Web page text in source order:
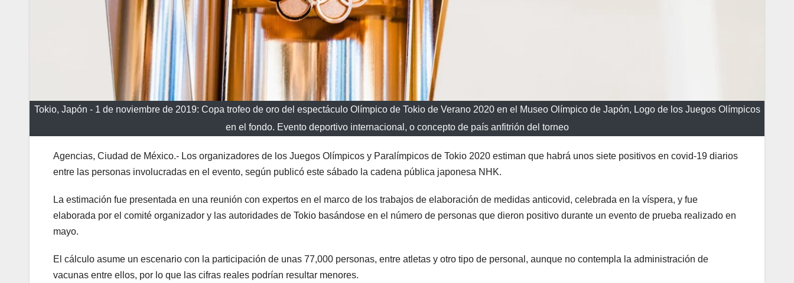
Tokio, Japón - 1 de noviembre de 2019: Copa trofeo de oro del espectáculo Olímpico de Tokio de Verano 2020 en el Museo Olímpico de Japón, Logo de los Juegos Olímpicos
en el fondo. Evento deportivo internacional, o concepto de país anfitrión del torneo
Agencias, Ciudad de México.- Los organizadores de los Juegos Olímpicos y Paralímpicos de Tokio 2020 estiman que habrá unos siete positivos en covid-19 diarios
entre las personas involucradas en el evento, según publicó este sábado la cadena pública japonesa NHK.
La estimación fue presentada en una reunión con expertos en el marco de los trabajos de elaboración de medidas anticovid, celebrada en la víspera, y fue
elaborada por el comité organizador y las autoridades de Tokio basándose en el número de personas que dieron positivo durante un evento de prueba realizado en
mayo.
El cálculo asume un escenario con la participación de unas 77,000 personas, entre atletas y otro tipo de personal, aunque no contempla la administración de
vacunas entre ellos, por lo que las cifras reales podrían resultar menores.